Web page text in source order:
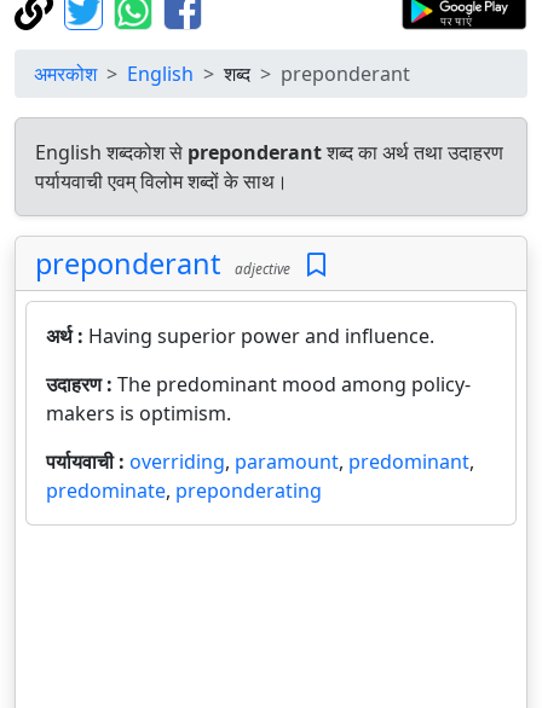
अमरकोश English शब्द preponderant
English शब्दकोश से preponderantशब्द का अर्थ तथा उदाहरण
पर्यायवाची एवम् विलोम शब्दों के साथ।
preponderant adjective
अर्थ : Having superior power and influence.
उदाहरण : The predominant mood among policy-
makers is optimism.
पर्यायवाची : overriding, paramount, predominant,
predominate, preponderating